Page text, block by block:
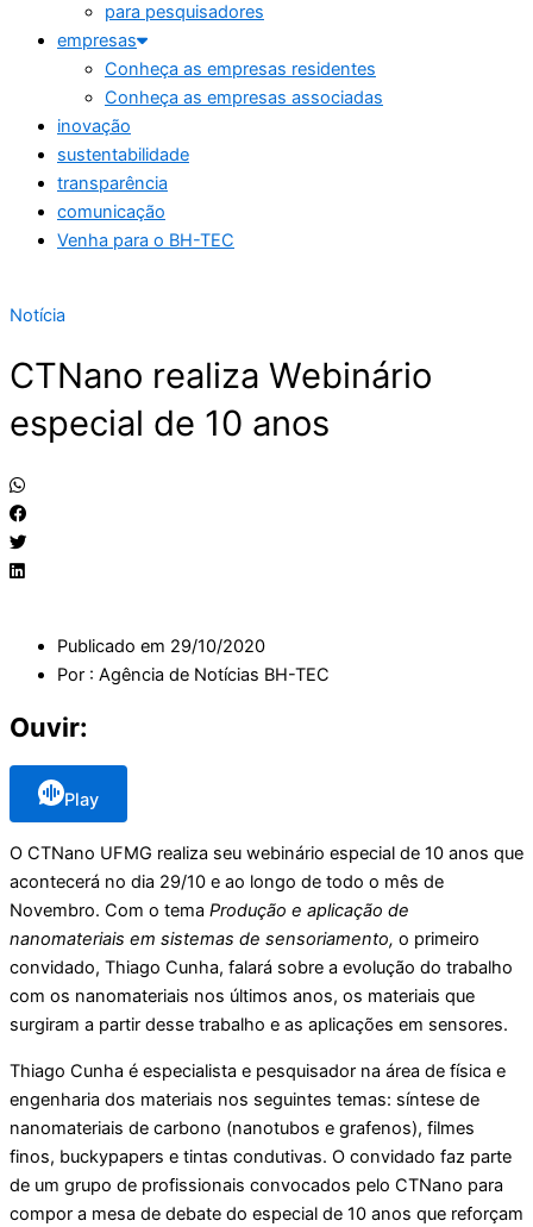
para pesquisadores
empresas
Conheça as empresas residentes
Conheça as empresas associadas
inovação
sustentabilidade
transparência
comunicação
Venha para o BH-TEC
Notícia
CTNano realiza Webinário
especial de 10 anos
Publicado em 29/10/2020
Por : Agência de Notícias BH-TEC
Ouvir:
Play
O CTNano UFMG realiza seu webinário especial de 10 anos que
acontecerá no dia 29/10 e ao longo de todo o mês de
Novembro. Com o tema Produção e aplicação de
nanomateriais em sistemas de sensoriamento, o primeiro
convidado, Thiago Cunha, falará sobre a evolução do trabalho
com os nanomateriais nos últimos anos, os materiais que
surgiram a partir desse trabalho e as aplicações em sensores.
Thiago Cunha é especialista e pesquisador na área de física e
engenharia dos materiais nos seguintes temas: síntese de
nanomateriais de carbono (nanotubos e grafenos), filmes
finos, buckypapers e tintas condutivas. O convidado faz parte
de um grupo de profissionais convocados pelo CTNano para
compor a mesa de debate do especial de 10 anos que reforçam